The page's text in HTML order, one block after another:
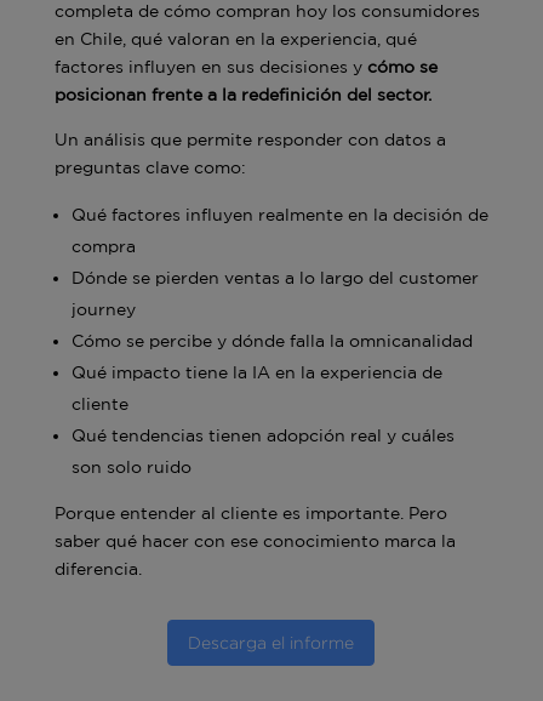
completa de cómo compran hoy los consumidores
en Chile, qué valoran en la experiencia, qué
factores influyen en sus decisiones y cómo se
posicionan frente a la redefinición del sector.
Un análisis que permite responder con datos a
preguntas clave como:
Qué factores influyen realmente en la decisión de
compra
Dónde se pierden ventas a lo largo del customer
journey
Cómo se percibe y dónde falla la omnicanalidad
Qué impacto tiene la IA en la experiencia de
cliente
Qué tendencias tienen adopción real y cuáles
son solo ruido
Porque entender al cliente es importante. Pero
saber qué hacer con ese conocimiento marca la
diferencia.
Descarga el informe